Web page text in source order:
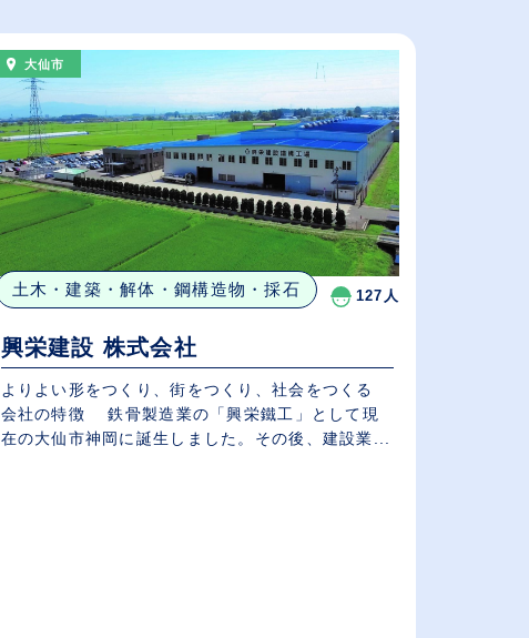
（⾼卒の給与を基準）
休日数が多い順
大仙市
土木・建築・解体・鋼構造物・採石 127人
興栄建設 株式会社
よりよい形をつくり、街をつくり、社会をつくる
会社の特徴 鉄骨製造業の「興栄鐵工」として現
在の大仙市神岡に誕生しました。その後、建設業...